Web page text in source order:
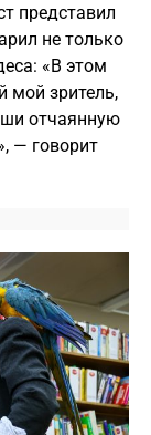
представил
не только
«В этом
мой зритель,
отчаянную
— говорит